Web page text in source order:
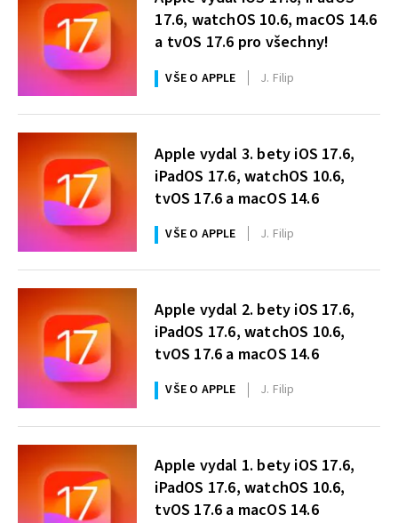
17.6, watchOS 10.6, macOS 14.6
a tvOS 17.6 pro všechny!
VŠE O APPLE J. Filip
Apple vydal 3. bety iOS 17.6,
iPadOS 17.6, watchOS 10.6,
tvOS 17.6 a macOS 14.6
VŠE O APPLE J. Filip
Apple vydal 2. bety iOS 17.6,
iPadOS 17.6, watchOS 10.6,
tvOS 17.6 a macOS 14.6
VŠE O APPLE J. Filip
Apple vydal 1. bety iOS 17.6,
iPadOS 17.6, watchOS 10.6,
tvOS 17.6 a macOS 14.6